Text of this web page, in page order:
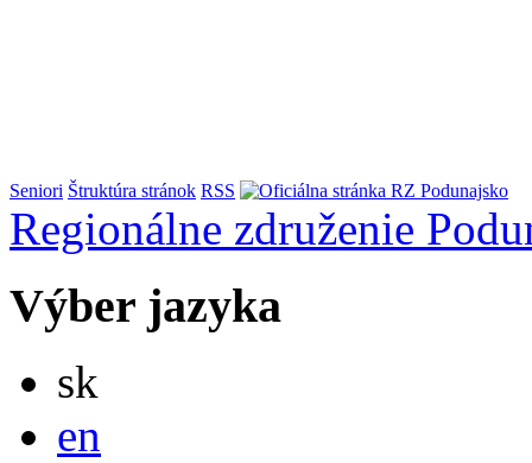
Seniori Štruktúra stránok RSS
Regionálne združenie
Výber jazyka
sk
en